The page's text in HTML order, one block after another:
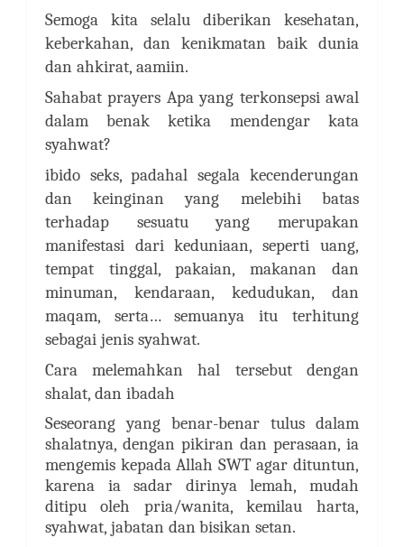
Semoga kita selalu diberikan kesehatan,
keberkahan, dan kenikmatan baik dunia
dan ahkirat, aamiin.
Sahabat prayers Apa yang terkonsepsi awal
dalam benak ketika mendengar kata
syahwat?
ibido seks, padahal segala kecenderungan
dan keinginan yang melebihi batas
terhadap sesuatu yang merupakan
manifestasi dari keduniaan, seperti uang,
tempat tinggal, pakaian, makanan dan
minuman, kendaraan, kedudukan, dan
maqam, serta… semuanya itu terhitung
sebagai jenis syahwat.
Cara melemahkan hal tersebut dengan
shalat, dan ibadah
Seseorang yang benar-benar tulus dalam
shalatnya, dengan pikiran dan perasaan, ia
mengemis kepada Allah SWT agar dituntun,
karena ia sadar dirinya lemah, mudah
ditipu oleh pria/wanita, kemilau harta,
syahwat, jabatan dan bisikan setan.